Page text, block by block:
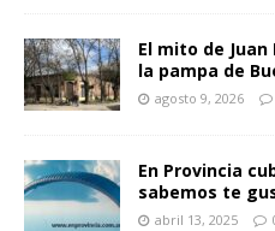
El mito de
la pampa de
agosto 9, 2026
En Provincia
sabemos te
abril 13, 2025